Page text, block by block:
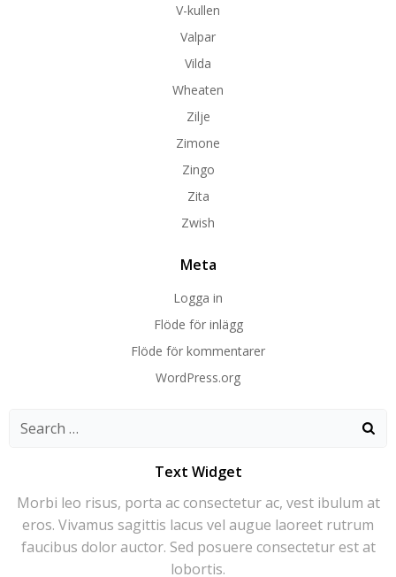
V-kullen
Valpar
Vilda
Wheaten
Zilje
Zimone
Zingo
Zita
Zwish
Meta
Logga in
Flöde för inlägg
Flöde för kommentarer
WordPress.org
Search
Text Widget
Morbi leo risus, porta ac consectetur ac, vest ibulum at
eros. Vivamus sagittis lacus vel augue laoreet rutrum
faucibus dolor auctor. Sed posuere consectetur est at
lobortis.